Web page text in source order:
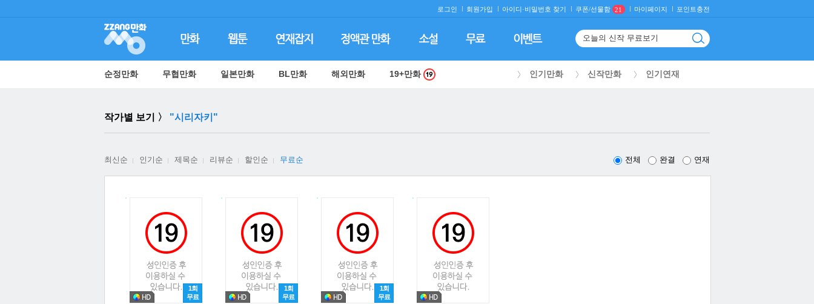
로그인 회원가입 아이디·비밀번호 찾기 쿠폰/선물함 21 마이페이지 포인트충전
순정만화 무협만화 일본만화 BL만화 해외만화 19+만화 인기만화 신작만화 인기연재
작가별 보기 〉 "시리자키"
최신순 인기순 제목순 리뷰순 할인순 무료순 전체 완결 연재
1회
무료
1회
무료
1회
무료